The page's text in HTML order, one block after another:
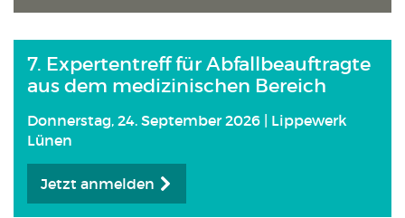
7. Expertentreff für Abfallbeauftragte
aus dem medizinischen Bereich
Donnerstag, 24. September 2026 | Lippewerk
Lünen
Jetzt anmelden